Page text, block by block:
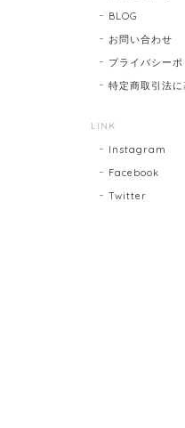
BLOG
お問い合わせ
プライバシーポ
特定商取引法
LINK
Instagram
Facebook
Twitter